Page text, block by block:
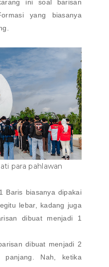
ini soal barisan
yang biasanya
para pahlawan
Baris biasanya dipakai
lebar, kadang juga
dibuat menjadi 1
dibuat menjadi 2
Nah, ketika